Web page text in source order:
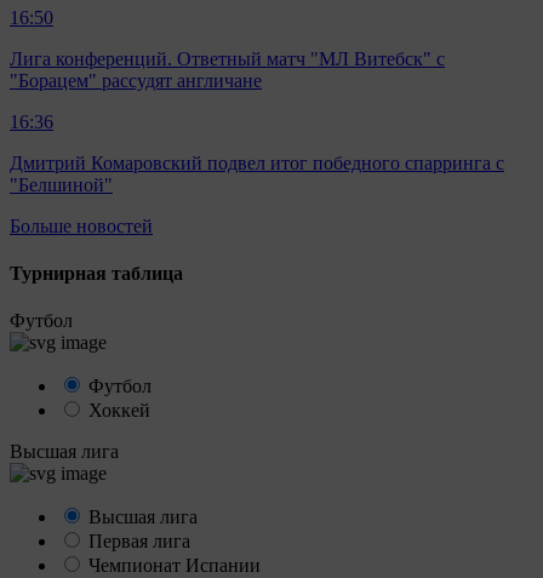
16:50
Лига конференций. Ответный матч "МЛ Витебск" с
"Борацем" рассудят англичане
16:36
Дмитрий Комаровский подвел итог победного спарринга с
"Белшиной"
Больше новостей
Турнирная таблица
Футбол
Футбол
Хоккей
Высшая лига
Высшая лига
Первая лига
Чемпионат Испании